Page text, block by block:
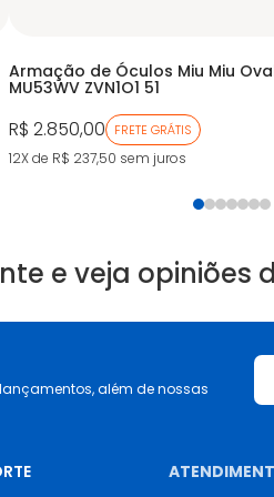
Armação de Óculos Miu Miu
MU53WV ZVN1O1 51
R$ 2.850,00 FRETE GRÁTIS
12X de R$ 237,50 sem juros
e veja opiniões
além de nossas